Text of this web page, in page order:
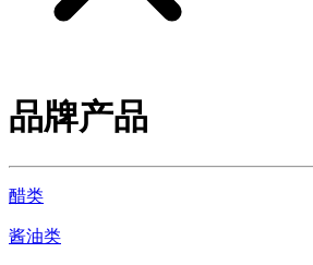
品牌产品
醋类
酱油类